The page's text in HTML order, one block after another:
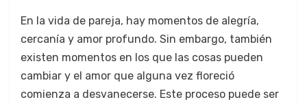
En la vida de pareja, hay momentos de alegría,
cercanía y amor profundo. Sin embargo, también
existen momentos en los que las cosas pueden
cambiar y el amor que alguna vez floreció
comienza a desvanecerse. Este proceso puede ser